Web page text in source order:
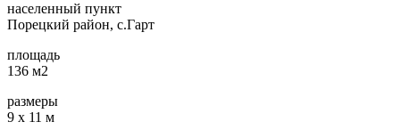
населенный пункт
Порецкий район, с.Гарт
площадь
136 м2
размеры
9 х 11 м